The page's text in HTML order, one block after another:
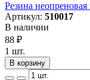
Резина
Артикул: 510017
В наличии
88 ₽
1 шт.
В корзину